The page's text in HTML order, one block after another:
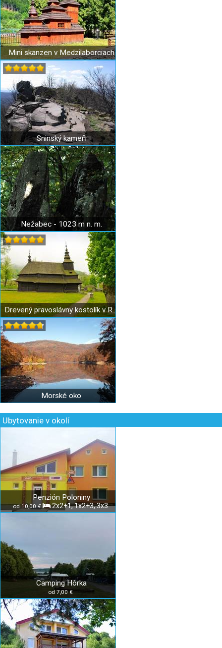
Mini skanzen v Medzilaborciach
Sninský kameň
Nežabec - 1023 m n. m.
Drevený pravoslávny kostolík v Ruskom Potoku
Morské oko
Ubytovanie v okolí
Penzión Poloniny
od 10,00 € 2x2+1, 1x2+3, 3x3
Camping Hôrka
od 7,00 €